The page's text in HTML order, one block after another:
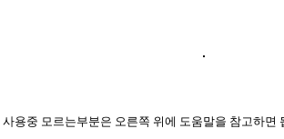
사용중 모르는부분은 오른쪽 위에 도움말을 참고하면